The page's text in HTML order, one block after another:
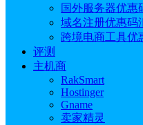
国外服务器优惠
域名注册优惠码
跨境电商工具优
评测
主机商
RakSmart
Hostinger
Gname
卖家精灵
95%折扣
作者: Emily 分类:优惠码
更新于: 2025.11.19 17:17:08